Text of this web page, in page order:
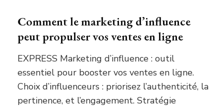
Comment le marketing d’influence
peut propulser vos ventes en ligne
EXPRESS Marketing d’influence : outil
essentiel pour booster vos ventes en ligne.
Choix d’influenceurs : priorisez l’authenticité, la
pertinence, et l’engagement. Stratégie